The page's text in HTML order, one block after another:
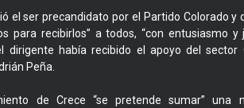
el ser precandidato por el Partido Colorado y
para recibirlos” a todos, “con entusiasmo
dirigente había recibido el apoyo del sector
Peña.
de Crece “se pretende sumar” una